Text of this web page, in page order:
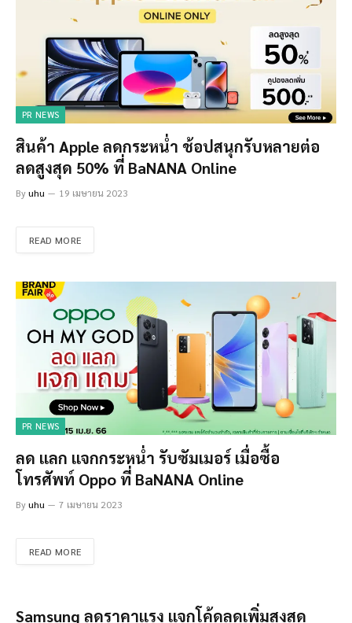
PR NEWS
สินค้า Apple ลดกระหน่ำ ช้อปสนุกรับหลายต่อ
ลดสูงสุด 50% ที่ BaNANA Online
Byuhu 19 เมษายน 2023
READ MORE
PR NEWS
ลด แลก แจกกระหน่ำ รับซัมเมอร์ เมื่อซื้อ
โทรศัพท์ Oppo ที่ BaNANA Online
Byuhu 7 เมษายน 2023
READ MORE
Samsung ลดราคาแรง แจกโค้ดลดเพิ่มสูงสุด